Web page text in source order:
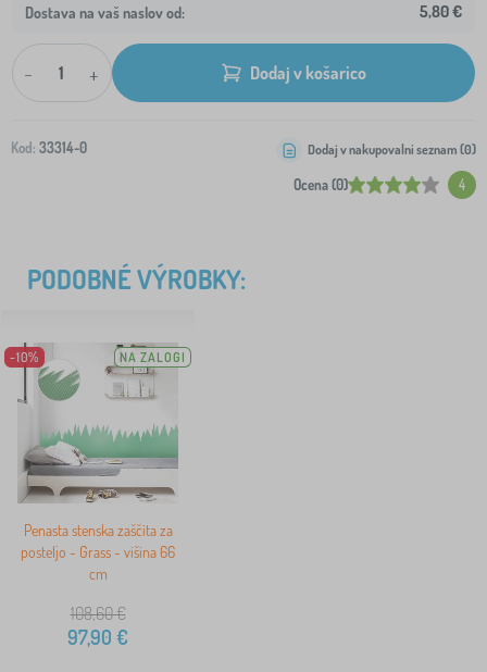
Dostava na vaš naslov od: 5,80 €
- + Dodaj v košarico
Kod: 33314-0
Ocena (0) 4
Dodaj v nakupovalni seznam (0)
PODOBNÉ VÝROBKY:
-10% NA ZALOGI
Penasta stenska zaščita za
posteljo - Grass - višina 66
cm
108,60€
97,90 €